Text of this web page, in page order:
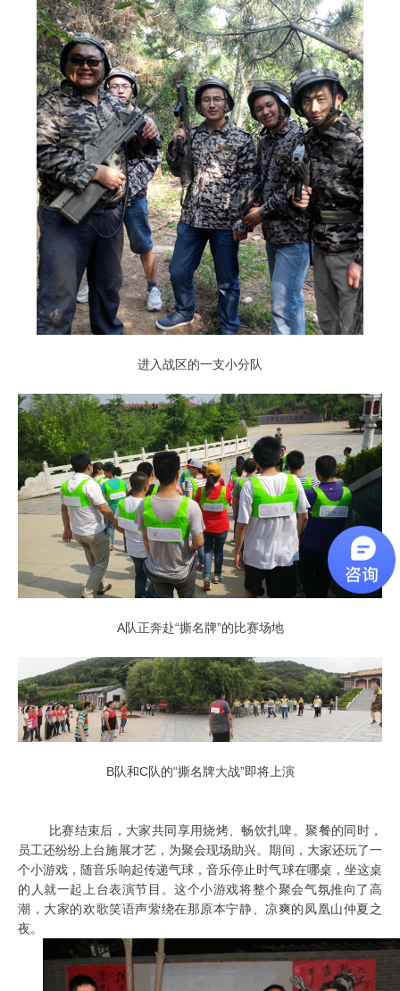
进入战区的一支小分队
A队正奔赴“撕名牌”的比赛场地
B队和C队的“撕名牌大战”即将上演
比赛结束后，大家共同享用烧烤、畅饮扎啤。聚餐的同时，
员工还纷纷上台施展才艺，为聚会现场助兴。期间，大家还玩了一
个小游戏，随音乐响起传递气球，音乐停止时气球在哪桌，坐这桌
的人就一起上台表演节目。这个小游戏将整个聚会气氛推向了高
潮，大家的欢歌笑语声萦绕在那原本宁静、凉爽的凤凰山仲夏之
夜。